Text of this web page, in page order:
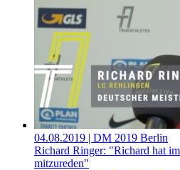
04.08.2019 | DM 2019 Berlin
Richard Ringer: "Richard hat
mitzureden"